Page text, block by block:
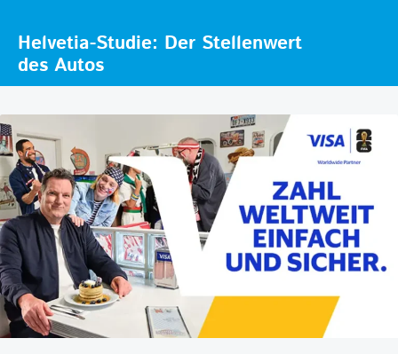
Helvetia-Studie: Der Stellenwert
des Autos